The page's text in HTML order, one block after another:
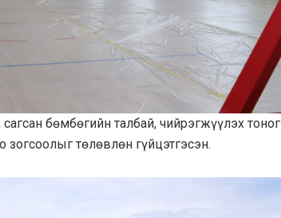
бөмбөгийн талбай, чийрэгжүүлэх тоног
төлөвлөн гүйцэтгэсэн.